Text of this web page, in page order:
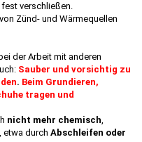
verschließen.
Zünd- und Wärmequellen
der Arbeit mit anderen
Sauber und vorsichtig zu
. Beim Grundieren,
tragen und
nicht mehr chemisch,
, etwa durch Abschleifen oder